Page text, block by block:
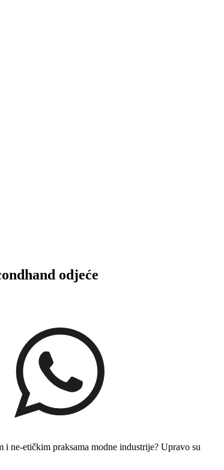
odjeće
ne-etičkim praksama modne industrije? Upravo su